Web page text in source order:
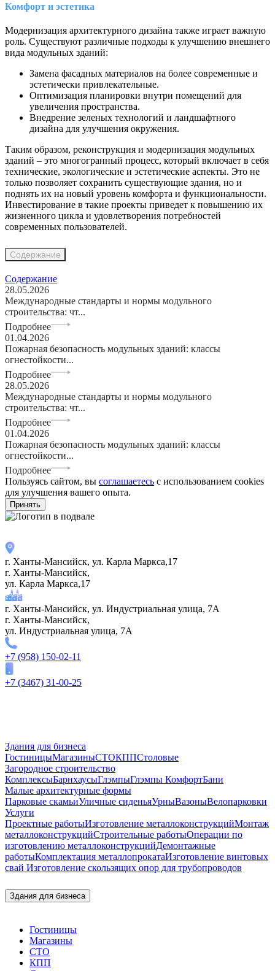
Комфорт и эстетика
Модернизация архитектурного дизайна также играет важную
роль. Существуют различные подходы к улучшению внешнего
вида модульных зданий:
Замена фасадных материалов на более современные и
эстетически привлекательные.
Оптимизация планировки внутри помещений для
увеличения пространства.
Внедрение зеленых технологий и ландшафтного
дизайна для улучшения окружения.
Таким образом, реконструкция и модернизация модульных
зданий – это многогранный процесс, который включает в себя
технические, экологические и эстетические аспекты. Это не
только позволяет сохранить существующие здания, но и
поднять их на новый уровень комфорта и функциональности.
Инвестирование в такие проекты приведет к повышению их
жизненного цикла и удовлетворения потребностей
современных пользователей.
Содержание
Содержание
28.05.2026
Международные стандарты и нормы модульного
строительства: чт...
Подробнее
01.04.2026
Пожарная безопасность модульных зданий: классы
огнестойкости...
Подробнее
28.05.2026
Международные стандарты и нормы модульного
строительства: чт...
Подробнее
01.04.2026
Пожарная безопасность модульных зданий: классы
огнестойкости...
Подробнее
Пользуясь сайтом, вы соглашаетесь с использованием cookies
для улучшения вашего опыта.
Принять
г. Ханты-Мансийск, ул. Карла Маркса,17
г. Ханты-Мансийск,
ул. Карла Маркса,17
г. Ханты-Мансийск, ул. Индустриальная улица, 7А
г. Ханты-Мансийск,
ул. Индустриальная улица, 7А
+7 (958) 150-02-11
+7 (3467) 31-00-25
Здания для бизнеса
ГостиницыМагазиныСТОКППСтоловые
Загородное строительство
КомплексыБарнхаусыГлэмпыГлэмпы КомфортБани
Малые архитектурные формы
Парковые скамьиУличные сиденьяУрныВазоныВелопарковки
Услуги
Проектные работыИзготовление металлоконструкцийМонтаж
металлоконструкцийСтроительные работыОперации по
изготовлению металлоконструкцийДемонтажные
работыКомплектация металлопрокатаИзготовление винтовых
свай Изготовление скользящих опор для трубопроводов
Здания для бизнеса
Гостиницы
Магазины
СТО
КПП